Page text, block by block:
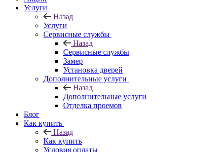
Услуги
Назад
Услуги
Сервисные службы
Назад
Сервисные службы
Замер
Установка дверей
Дополнительные услуги
Назад
Дополнительные услуги
Отделка проемов
Блог
Как купить
Назад
Как купить
Условия оплаты